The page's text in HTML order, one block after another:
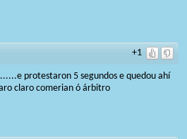
+1
protestaron 5 segundos e quedou ahí
claro comerian ó árbitro